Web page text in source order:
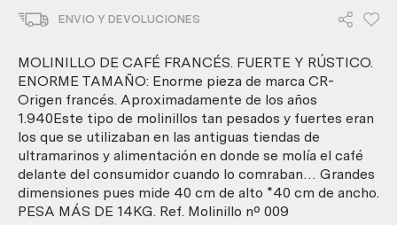
y
rústico.
Enorme
tamaño.
cantidad
ENVIO Y DEVOLUCIONES
MOLINILLO DE CAFÉ FRANCÉS. FUERTE Y RÚSTICO.
ENORME TAMAÑO: Enorme pieza de marca CR-
Origen francés. Aproximadamente de los años
1.940Este tipo de molinillos tan pesados y fuertes eran
los que se utilizaban en las antiguas tiendas de
ultramarinos y alimentación en donde se molía el café
delante del consumidor cuando lo comraban… Grandes
dimensiones pues mide 40 cm de alto *40 cm de ancho.
PESA MÁS DE 14KG. Ref. Molinillo nº 009